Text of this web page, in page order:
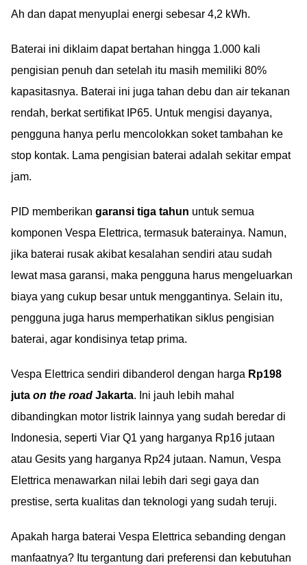
Ah dan dapat menyuplai energi sebesar 4,2 kWh.
Baterai ini diklaim dapat bertahan hingga 1.000 kali
pengisian penuh dan setelah itu masih memiliki 80%
kapasitasnya. Baterai ini juga tahan debu dan air tekanan
rendah, berkat sertifikat IP65. Untuk mengisi dayanya,
pengguna hanya perlu mencolokkan soket tambahan ke
stop kontak. Lama pengisian baterai adalah sekitar empat
jam.
PID memberikan garansi tiga tahun untuk semua
komponen Vespa Elettrica, termasuk baterainya. Namun,
jika baterai rusak akibat kesalahan sendiri atau sudah
lewat masa garansi, maka pengguna harus mengeluarkan
biaya yang cukup besar untuk menggantinya. Selain itu,
pengguna juga harus memperhatikan siklus pengisian
baterai, agar kondisinya tetap prima.
Vespa Elettrica sendiri dibanderol dengan harga Rp198
juta on the road Jakarta. Ini jauh lebih mahal
dibandingkan motor listrik lainnya yang sudah beredar di
Indonesia, seperti Viar Q1 yang harganya Rp16 jutaan
atau Gesits yang harganya Rp24 jutaan. Namun, Vespa
Elettrica menawarkan nilai lebih dari segi gaya dan
prestise, serta kualitas dan teknologi yang sudah teruji.
Apakah harga baterai Vespa Elettrica sebanding dengan
manfaatnya? Itu tergantung dari preferensi dan kebutuhan